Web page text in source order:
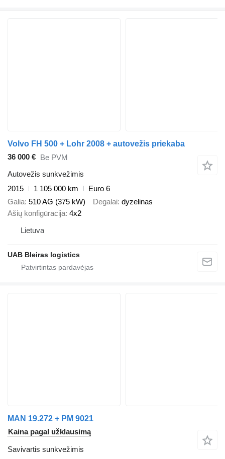
Volvo FH 500 + Lohr 2008 + autovežis priekaba
36 000 € Be PVM
Autovežis sunkvežimis
2015
1 105 000 km
Euro 6
Galia 510 AG (375 kW) Degalai dyzelinas
Ašių konfigūracija 4x2
Lietuva
UAB Bleiras logistics
MAN 19.272 + PM 9021
Kaina pagal užklausimą
Savivartis sunkvežimis